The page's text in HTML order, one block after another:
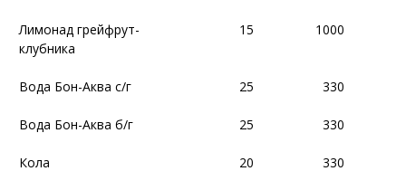
Лимонад грейфрут-
клубника
15 1000
Вода Бон-Аква с/г 25 330
Вода Бон-Аква б/г 25 330
Кола 20 330
Лимонад грейфрут-
клубника
15 1000
Вода Бон-Аква с/г 25 330
Вода Бон-Аква б/г 25 330
Кола 20 330